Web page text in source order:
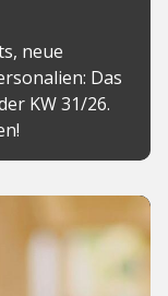
neue
Das
KW 31/26.